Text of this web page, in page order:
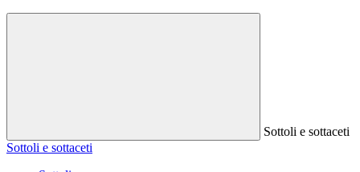
Sottoli e sottaceti
Sottoli e sottaceti